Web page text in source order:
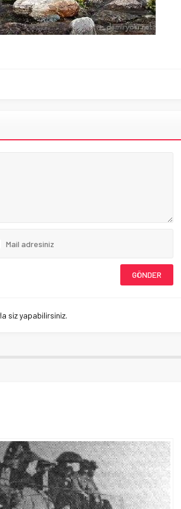
siz yapabilirsiniz.